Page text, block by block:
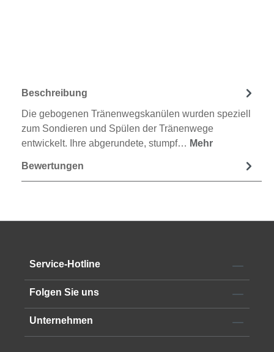
Beschreibung
Die gebogenen Tränenwegskanülen wurden speziell
zum Sondieren und Spülen der Tränenwege
entwickelt. Ihre abgerundete, stumpf… Mehr
Bewertungen
Service-Hotline
Folgen Sie uns
Unternehmen